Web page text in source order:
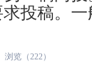
投稿。
浏览（222）